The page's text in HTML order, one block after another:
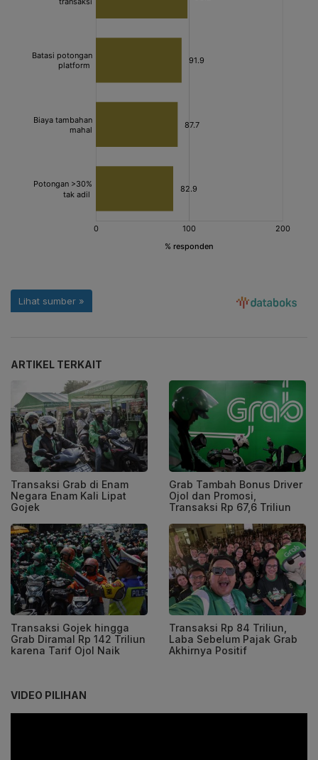
ARTIKEL TERKAIT
Transaksi Grab di Enam
Negara Enam Kali Lipat
Gojek
Grab Tambah Bonus Driver
Ojol dan Promosi,
Transaksi Rp 67,6 Triliun
Transaksi Gojek hingga
Grab Diramal Rp 142 Triliun
karena Tarif Ojol Naik
Transaksi Rp 84 Triliun,
Laba Sebelum Pajak Grab
Akhirnya Positif
VIDEO PILIHAN